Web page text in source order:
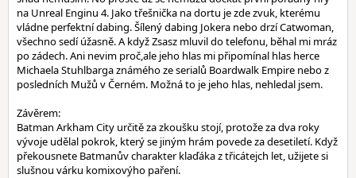
na Unreal Enginu 4. Jako třešnička na dortu je zde zvuk, kterému
vládne perfektní dabing. Šílený dabing Jokera nebo drzí Catwoman,
všechno sedí úžasně. A když Zsasz mluvil do telefonu, běhal mi mráz
po zádech. Ani nevim proč,ale jeho hlas mi připomínal hlas herce
Michaela Stuhlbarga známého ze serialů Boardwalk Empire nebo z
posledních Mužů v Černém. Možná to je jeho hlas, nehledal jsem.
Závěrem:
Batman Arkham City určitě za zkoušku stojí, protože za dva roky
vývoje udělal pokrok, který se jiným hrám povede za desetiletí. Když
překousnete Batmanův charakter klaďáka z třicátejch let, užijete si
slušnou várku komixovýho paření.